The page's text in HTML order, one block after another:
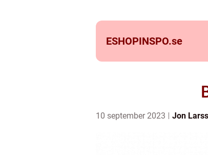
ESHOPINSPO.se
10 september 2023 Jon